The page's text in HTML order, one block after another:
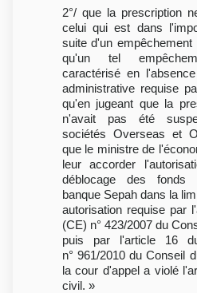
2°/ que la prescription
celui qui est dans
suite d'un
qu'un tel
caractérisé en
administrative requise
qu'en jugeant que la
n'avait pas été
sociétés Overseas et
que le ministre de
leur accorder
déblocage des fonds
banque Sepah dans la
autorisation requise par
(CE) n° 423/2007 du
puis par l'article 16
n° 961/2010 du Conseil
la cour d'appel a violé
civil. »